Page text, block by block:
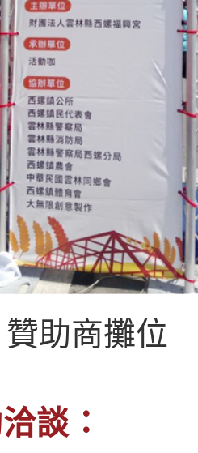
贊助商攤位
談